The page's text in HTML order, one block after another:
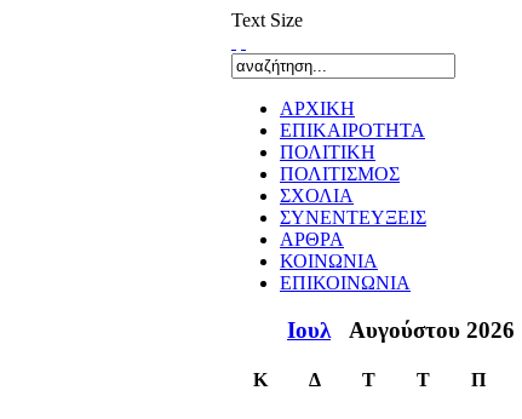
Text Size
ΑΡΧΙΚΗ
ΕΠΙΚΑΙΡΟΤΗΤΑ
ΠΟΛΙΤΙΚΗ
ΠΟΛΙΤΙΣΜΟΣ
ΣΧΟΛΙΑ
ΣΥΝΕΝΤΕΥΞΕΙΣ
ΑΡΘΡΑ
ΚΟΙΝΩΝΙΑ
ΕΠΙΚΟΙΝΩΝΙΑ
Ιουλ Αυγούστου 2026
Κ Δ Τ Τ Π